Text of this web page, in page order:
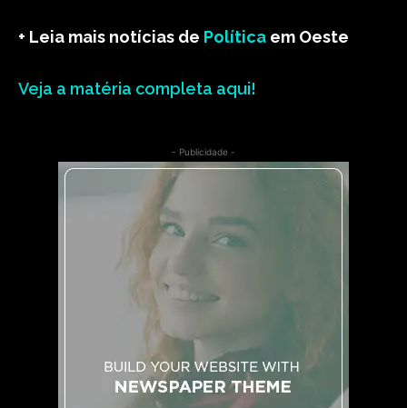
+ Leia mais notícias de Política em Oeste
Veja a matéria completa aqui!
- Publicidade -